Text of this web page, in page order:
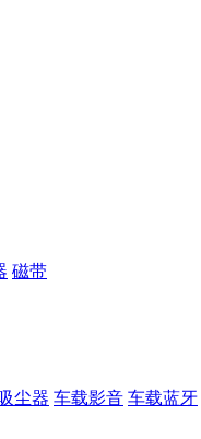
磁带
尘器 车载影音 车载蓝牙